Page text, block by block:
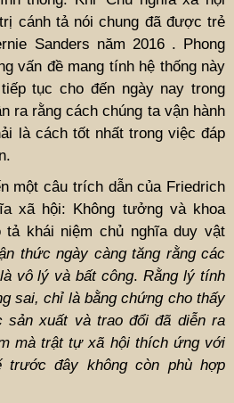
cánh tả nói chung đã được trẻ
Sanders năm 2016 . Phong
vấn đề mang tính hệ thống này
tục cho đến ngày nay trong
ra rằng cách chúng ta vận hành
là cách tốt nhất trong việc đáp
một câu trích dẫn của Friedrich
xã hội: Không tưởng và khoa
tả khái niệm chủ nghĩa duy vật
thức ngày càng tăng rằng các
vô lý và bất công.Rằng lý tính
sai, chỉ là bằng chứng cho thấy
sản xuất và trao đổi đã diễn ra
mà trật tự xã hội thích ứng với
trước đây không còn phù hợp